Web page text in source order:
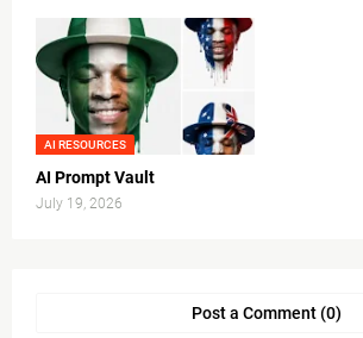
AI RESOURCES
AI Prompt Vault
July 19, 2026
Post a Comment (0)